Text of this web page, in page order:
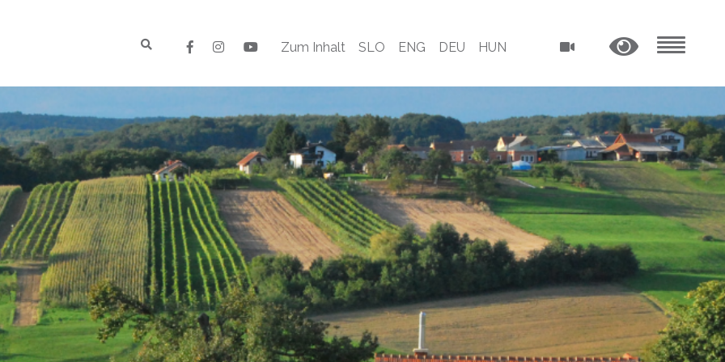
Zum Inhalt SLO ENG DEU HUN